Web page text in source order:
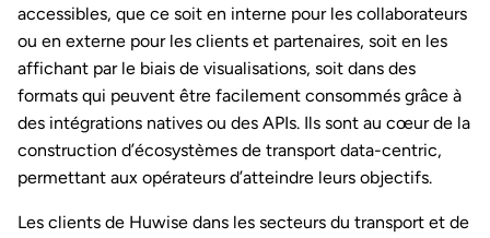
accessibles, que ce soit en interne pour les collaborateurs
ou en externe pour les clients et partenaires, soit en les
affichant par le biais de visualisations, soit dans des
formats qui peuvent être facilement consommés grâce à
des intégrations natives ou des APIs. Ils sont au cœur de la
construction d’écosystèmes de transport data-centric,
permettant aux opérateurs d’atteindre leurs objectifs.
Les clients de Huwise dans les secteurs du transport et de